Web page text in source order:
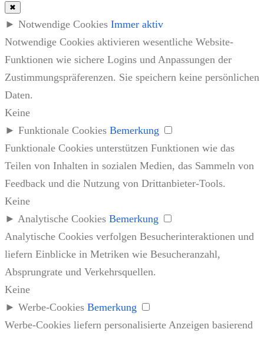
✖
► Notwendige Cookies Immer aktiv
Notwendige Cookies aktivieren wesentliche Website-
Funktionen wie sichere Logins und Anpassungen der
Zustimmungspräferenzen. Sie speichern keine persönlichen
Daten.
Keine
► Funktionale Cookies Bemerkung
Funktionale Cookies unterstützen Funktionen wie das
Teilen von Inhalten in sozialen Medien, das Sammeln von
Feedback und die Nutzung von Drittanbieter-Tools.
Keine
► Analytische Cookies Bemerkung
Analytische Cookies verfolgen Besucherinteraktionen und
liefern Einblicke in Metriken wie Besucheranzahl,
Absprungrate und Verkehrsquellen.
Keine
► Werbe-Cookies Bemerkung
Werbe-Cookies liefern personalisierte Anzeigen basierend